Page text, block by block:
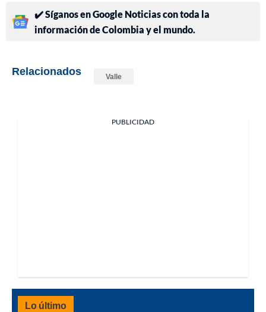
✔️ Síganos en Google Noticias con toda la
información de Colombia y el mundo.
Relacionados Valle
PUBLICIDAD
Lo último